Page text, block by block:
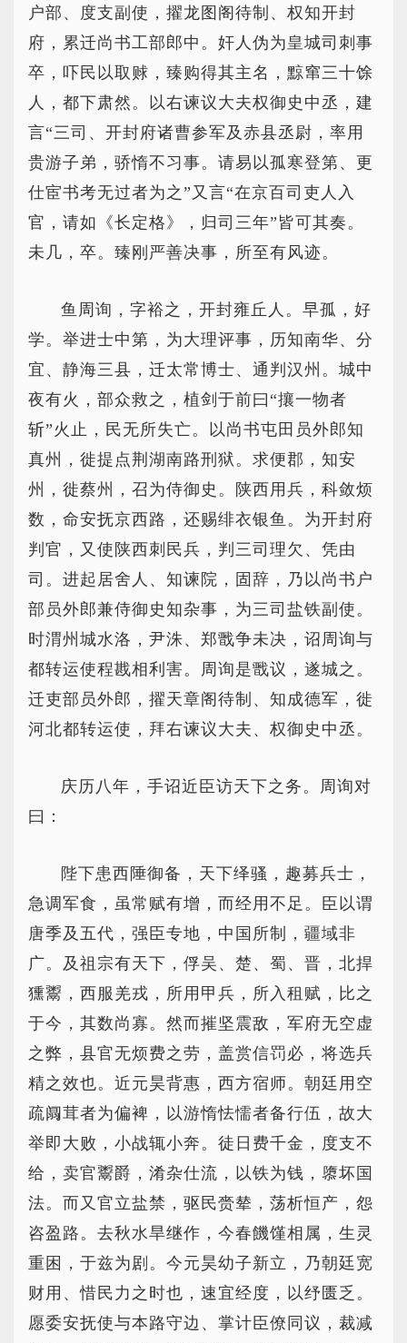
户部、度支副使，擢龙图阁待制、权知开封
府，累迁尚书工部郎中。奸人伪为皇城司刺事
卒，吓民以取赇，臻购得其主名，黥窜三十馀
人，都下肃然。以右谏议大夫权御史中丞，建
言“三司、开封府诸曹参军及赤县丞尉，率用
贵游子弟，骄惰不习事。请易以孤寒登第、更
仕宦书考无过者为之”又言“在京百司吏人入
官，请如《长定格》，归司三年”皆可其奏。
未几，卒。臻刚严善决事，所至有风迹。
鱼周询，字裕之，开封雍丘人。早孤，好
学。举进士中第，为大理评事，历知南华、分
宜、静海三县，迁太常博士、通判汉州。城中
夜有火，部众救之，植剑于前曰“攘一物者
斩”火止，民无所失亡。以尚书屯田员外郎知
真州，徙提点荆湖南路刑狱。求便郡，知安
州，徙蔡州，召为侍御史。陕西用兵，科敛烦
数，命安抚京西路，还赐绯衣银鱼。为开封府
判官，又使陕西刺民兵，判三司理欠、凭由
司。进起居舍人、知谏院，固辞，乃以尚书户
部员外郎兼侍御史知杂事，为三司盐铁副使。
时渭州城水洛，尹洙、郑戬争未决，诏周询与
都转运使程戡相利害。周询是戬议，遂城之。
迁吏部员外郎，擢天章阁待制、知成德军，徙
河北都转运使，拜右谏议大夫、权御史中丞。
庆历八年，手诏近臣访天下之务。周询对
曰：
陛下患西陲御备，天下绎骚，趣募兵士，
急调军食，虽常赋有增，而经用不足。臣以谓
唐季及五代，强臣专地，中国所制，疆域非
广。及祖宗有天下，俘吴、楚、蜀、晋，北捍
獯鬻，西服羌戎，所用甲兵，所入租赋，比之
于今，其数尚寡。然而摧坚震敌，军府无空虚
之弊，县官无烦费之劳，盖赏信罚必，将选兵
精之效也。近元昊背惠，西方宿师。朝廷用空
疏阘茸者为偏裨，以游惰怯懦者备行伍，故大
举即大败，小战辄小奔。徒日费千金，度支不
给，卖官鬻爵，淆杂仕流，以铁为钱，隳坏国
法。而又官立盐禁，驱民赍辇，荡析恒产，怨
咨盈路。去秋水旱继作，今春饑馑相属，生灵
重困，于兹为剧。今元昊幼子新立，乃朝廷宽
财用、惜民力之时也，速宜经度，以纾匮乏。
愿委安抚使与本路守边、掌计臣僚同议，裁减